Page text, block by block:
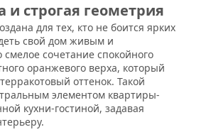
и строгая геометрия
для тех, кто не боится ярких
свой дом живым и
сочетание спокойного
оранжевого верха, который
оттенок. Такой
элементом квартиры-
кухни-гостиной, задавая